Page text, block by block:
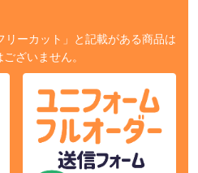
ーカット」と記載がある商品は
ざいません。